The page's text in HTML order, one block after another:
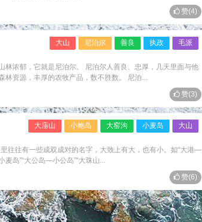
赞(4)
大山 尼泊尔 善良 执政 毛派
浓郁，它就是尼泊尔。 尼泊尔人善良、忠厚，几天里面与他
林资源，丰厚的农牧产品，数不胜数。 尼泊...
赞(3)
大庙山 小鲍岛 大窑沟 小麦岛 大山
往往有一些成双成对的名字，大致上有大，也有小。如“大港—
岛”“大公岛—小公岛”“大珠山...
赞(6)